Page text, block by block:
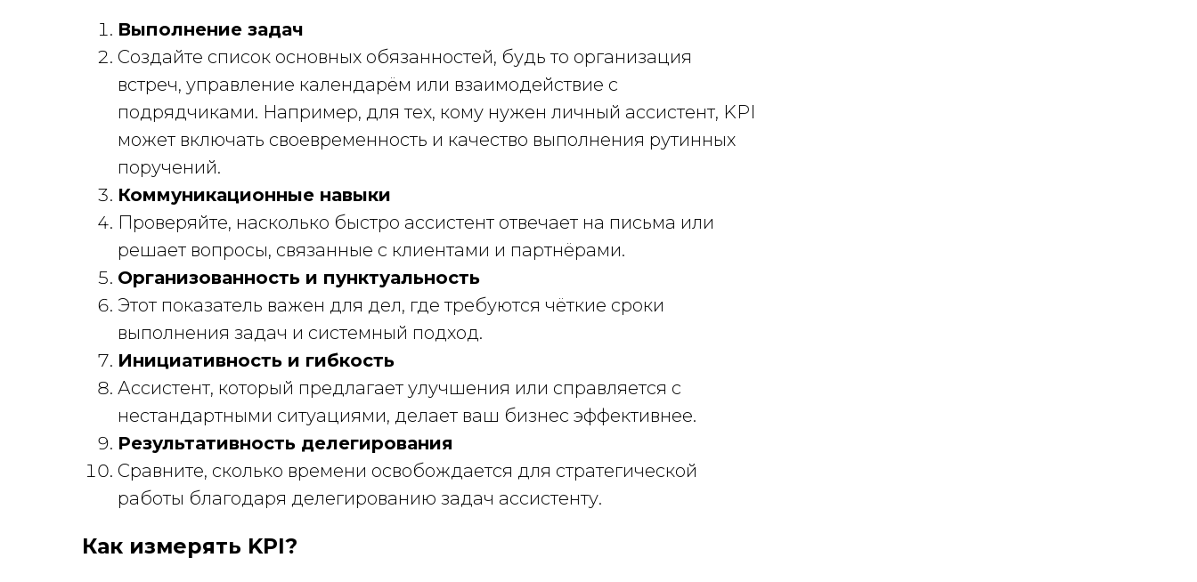
Выполнение задач
Создайте список основных обязанностей, будь то организация
встреч, управление календарём или взаимодействие с
подрядчиками. Например, для тех, кому нужен личный ассистент, KPI
может включать своевременность и качество выполнения рутинных
поручений.
Коммуникационные навыки
Проверяйте, насколько быстро ассистент отвечает на письма или
решает вопросы, связанные с клиентами и партнёрами.
Организованность и пунктуальность
Этот показатель важен для дел, где требуются чёткие сроки
выполнения задач и системный подход.
Инициативность и гибкость
Ассистент, который предлагает улучшения или справляется с
нестандартными ситуациями, делает ваш бизнес эффективнее.
Результативность делегирования
Сравните, сколько времени освобождается для стратегической
работы благодаря делегированию задач ассистенту.
Как измерять KPI?